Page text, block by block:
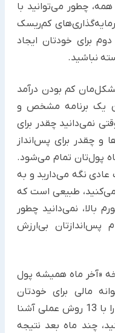
چطور می‌توانید با
کم‌ریسک
برای خودتان ایجاد
نباشید.
کم بودن درآمد
یک برنامه مشخص و
نمی‌دانید چقدر برای
و چقدر برای پس‌انداز
پول‌تان تمام می‌شود.
نگه می‌دارید و به
طبیعی است که
بالا، نمی‌دانید چطور
پس‌اندازتان بی‌ارزش
«آخر ماه همیشه پول
مالی برای خودتان
بسازید، با من همراه باشید تا شما را با 13 روش عملی آشنا
چند ماه بعد نتیجه‌